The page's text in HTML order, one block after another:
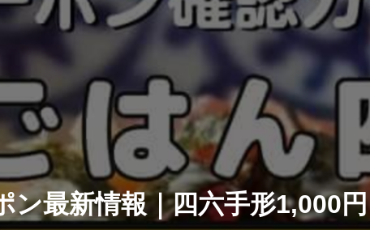
ン最新情報｜四六手形1,000円